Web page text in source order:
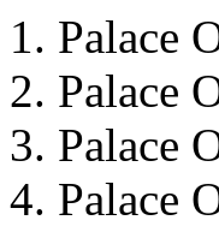
Palace
Palace
Palace
Palace